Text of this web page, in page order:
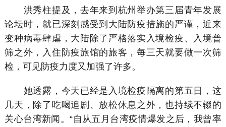
洪秀柱提及，去年来到杭州举办第三届青年发展
论坛时，就已深刻感受到大陆防疫措施的严谨，近来
变种病毒肆虐，大陆除了严格落实入境检疫、入境普
筛之外，入住防疫旅馆的旅客，每三天就要做一次筛
检，可见防疫力度又加强了许多。
她透露，今天已经是入境检疫隔离的第五日，这
几天，除了吃喝追剧、放松休息之外，也持续不辍的
关心台湾新闻。“自从五月台湾疫情爆发之后，我曾率